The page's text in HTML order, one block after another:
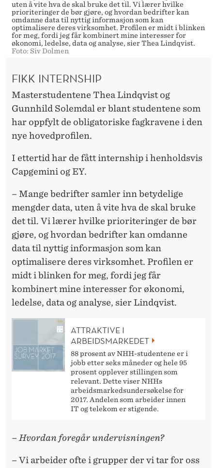
uten å vite hva de skal bruke det til. Vi lærer hvilke
prioriteringer de bør gjøre, og hvordan bedrifter kan
omdanne data til nyttig informasjon som kan
optimalisere deres virksomhet. Profilen er midt i blinken
for meg, fordi jeg får kombinert mine interesser for
økonomi, ledelse, data og analyse, sier Thea Lindqvist.
Foto: Siv Dolmen
FIKK INTERNSHIP
Masterstudentene Thea Lindqvist og
Gunnhild Solemdal er blant studentene som
har oppfylt de obligatoriske fagkravene i den
nye hovedprofilen.
I ettertid har de fått internship i henholdsvis
Capgemini og EY.
– Mange bedrifter samler inn betydelige
mengder data, uten å vite hva de skal bruke
det til. Vi lærer hvilke prioriteringer de bør
gjøre, og hvordan bedrifter kan omdanne
data til nyttig informasjon som kan
optimalisere deres virksomhet. Profilen er
midt i blinken for meg, fordi jeg får
kombinert mine interesser for økonomi,
ledelse, data og analyse, sier Lindqvist.
ATTRAKTIVE I
ARBEIDSMARKEDET
88 prosent av NHH-studentene er i
jobb etter seks måneder og hele 95
prosent opplever stillingen som
relevant. Dette viser NHHs
arbeidsmarkedsundersøkelse for
2017. Andelen som arbeider innen
IT og telekom er stigende.
– Hvordan foregår undervisningen?
– Vi arbeider ofte i grupper der vi tar for oss